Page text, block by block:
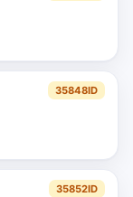
35848ID
35852ID